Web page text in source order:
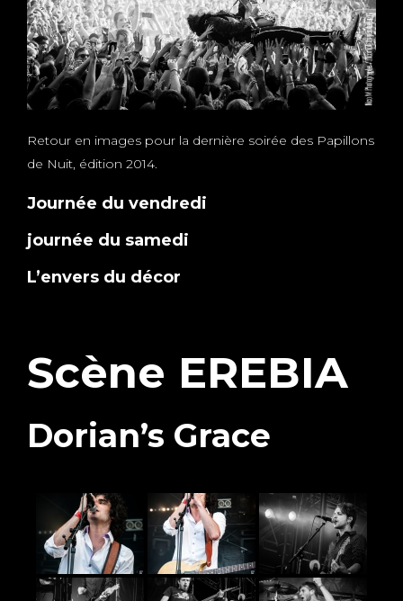
Retour en images pour la dernière soirée des Papillons
de Nuit, édition 2014.
Journée du vendredi
journée du samedi
L’envers du décor
Scène EREBIA
Dorian’s Grace